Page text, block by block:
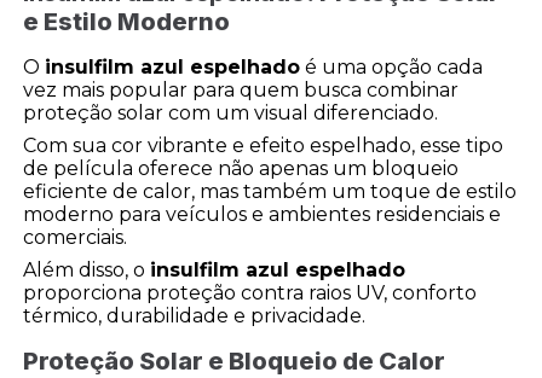
e Estilo Moderno
O insulfilm azul espelhado é uma opção cada
vez mais popular para quem busca combinar
proteção solar com um visual diferenciado.
Com sua cor vibrante e efeito espelhado, esse tipo
de película oferece não apenas um bloqueio
eficiente de calor, mas também um toque de estilo
moderno para veículos e ambientes residenciais e
comerciais.
Além disso, o insulfilm azul espelhado
proporciona proteção contra raios UV, conforto
térmico, durabilidade e privacidade.
Proteção Solar e Bloqueio de Calor